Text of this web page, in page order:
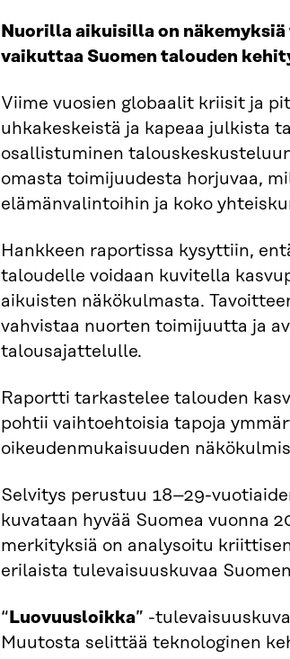
Nuorilla aikuisilla on
vaikuttaa Suomen talouden
Viime vuosien globaalit kriisit ja
uhkakeskeistä ja kapeaa julkista
osallistuminen
omasta toimijuudesta horjuvaa,
elämänvalintoihin ja koko
Hankkeen raportissa kysyttiin,
taloudelle voidaan kuvitella
aikuisten näkökulmasta.
vahvistaa nuorten toimijuutta ja
talousajattelulle.
Raportti tarkastelee talouden
pohtii vaihtoehtoisia tapoja
oikeudenmukaisuuden
Selvitys perustuu 18–29-
kuvataan hyvää Suomea vuonna
merkityksiä on analysoitu
erilaista tulevaisuuskuvaa
“ Luovuusloikka” -
Muutosta selittää teknologinen